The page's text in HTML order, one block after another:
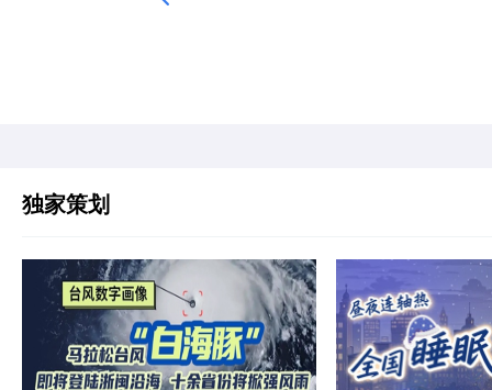
独家策划